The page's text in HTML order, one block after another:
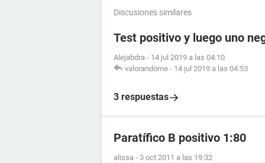
Discusiones similares
Test positivo y luego uno
Alejabdra - 14 jul 2019 a las 04:10
valorandome - 14 jul 2019 a las 04:53
3 respuestas
Paratífico B positivo 1:80
alissa - 3 oct 2011 a las 19:32